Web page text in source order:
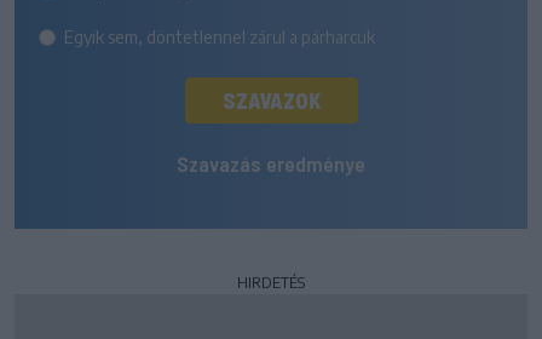
Egyik sem, döntetlennel zárul a párharcuk
SZAVAZOK
Szavazás eredménye
HIRDETÉS